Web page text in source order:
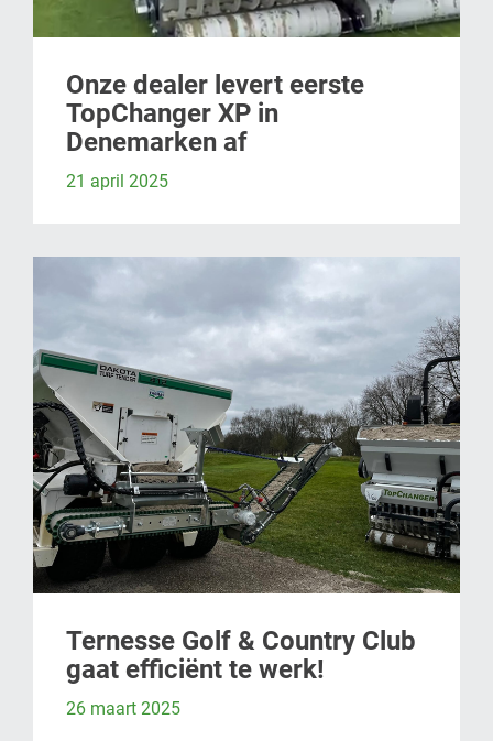
Onze dealer levert eerste
TopChanger XP in
Denemarken af
21 april 2025
Ternesse Golf & Country Club
gaat efficiënt te werk!
26 maart 2025